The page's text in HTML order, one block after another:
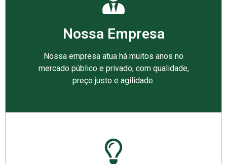
Nossa Empresa
Nossa empresa atua há muitos anos no
mercado público e privado, com qualidade,
preço justo e agilidade.